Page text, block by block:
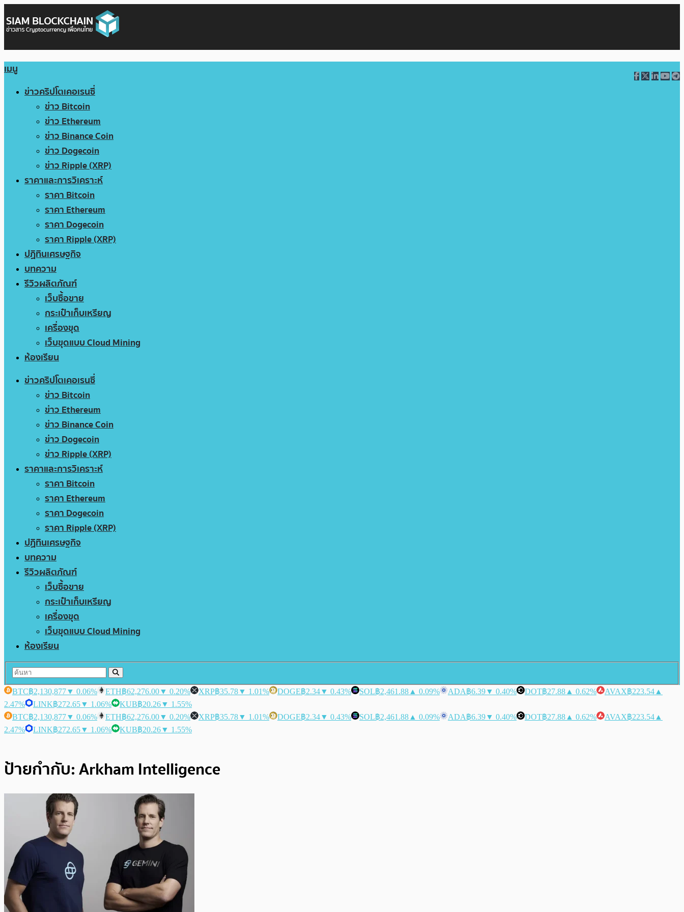
เมนู
ข่าวคริปโตเคอเรนซี่
ข่าว Bitcoin
ข่าว Ethereum
ข่าว Binance Coin
ข่าว Dogecoin
ข่าว Ripple (XRP)
ราคาและการวิเคราะห์
ราคา Bitcoin
ราคา Ethereum
ราคา Dogecoin
ราคา Ripple (XRP)
ปฏิทินเศรษฐกิจ
บทความ
รีวิวผลิตภัณฑ์
เว็บซื้อขาย
กระเป๋าเก็บเหรียญ
เครื่องขุด
เว็บขุดแบบ Cloud Mining
ห้องเรียน
ข่าวคริปโตเคอเรนซี่
ข่าว Bitcoin
ข่าว Ethereum
ข่าว Binance Coin
ข่าว Dogecoin
ข่าว Ripple (XRP)
ราคาและการวิเคราะห์
ราคา Bitcoin
ราคา Ethereum
ราคา Dogecoin
ราคา Ripple (XRP)
ปฏิทินเศรษฐกิจ
บทความ
รีวิวผลิตภัณฑ์
เว็บซื้อขาย
กระเป๋าเก็บเหรียญ
เครื่องขุด
เว็บขุดแบบ Cloud Mining
ห้องเรียน
BTC฿2,130,877▼ 0.06% ETH฿62,276.00▼ 0.20% XRP฿35.78▼ 1.01% DOGE฿2.34▼ 0.43% SOL฿2,461.88 ▲ 0.09% ADA฿6.39▼ 0.40% DOT฿27.88 ▲ 0.62% AVAX฿223.54 ▲
2.47%
LINK฿272.65▼ 1.06% KUB฿20.26▼ 1.55%
BTC฿2,130,877▼ 0.06% ETH฿62,276.00▼ 0.20% XRP฿35.78▼ 1.01% DOGE฿2.34▼ 0.43% SOL฿2,461.88 ▲ 0.09% ADA฿6.39▼ 0.40% DOT฿27.88 ▲ 0.62% AVAX฿223.54 ▲
2.47%
LINK฿272.65▼ 1.06% KUB฿20.26▼ 1.55%
ป้ายกำกับ:Arkham Intelligence